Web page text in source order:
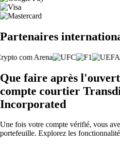
Partenaires
Que faire après
compte courtier
Incorporated
Une fois votre compte vérifié, vous
portefeuille. Explorez les